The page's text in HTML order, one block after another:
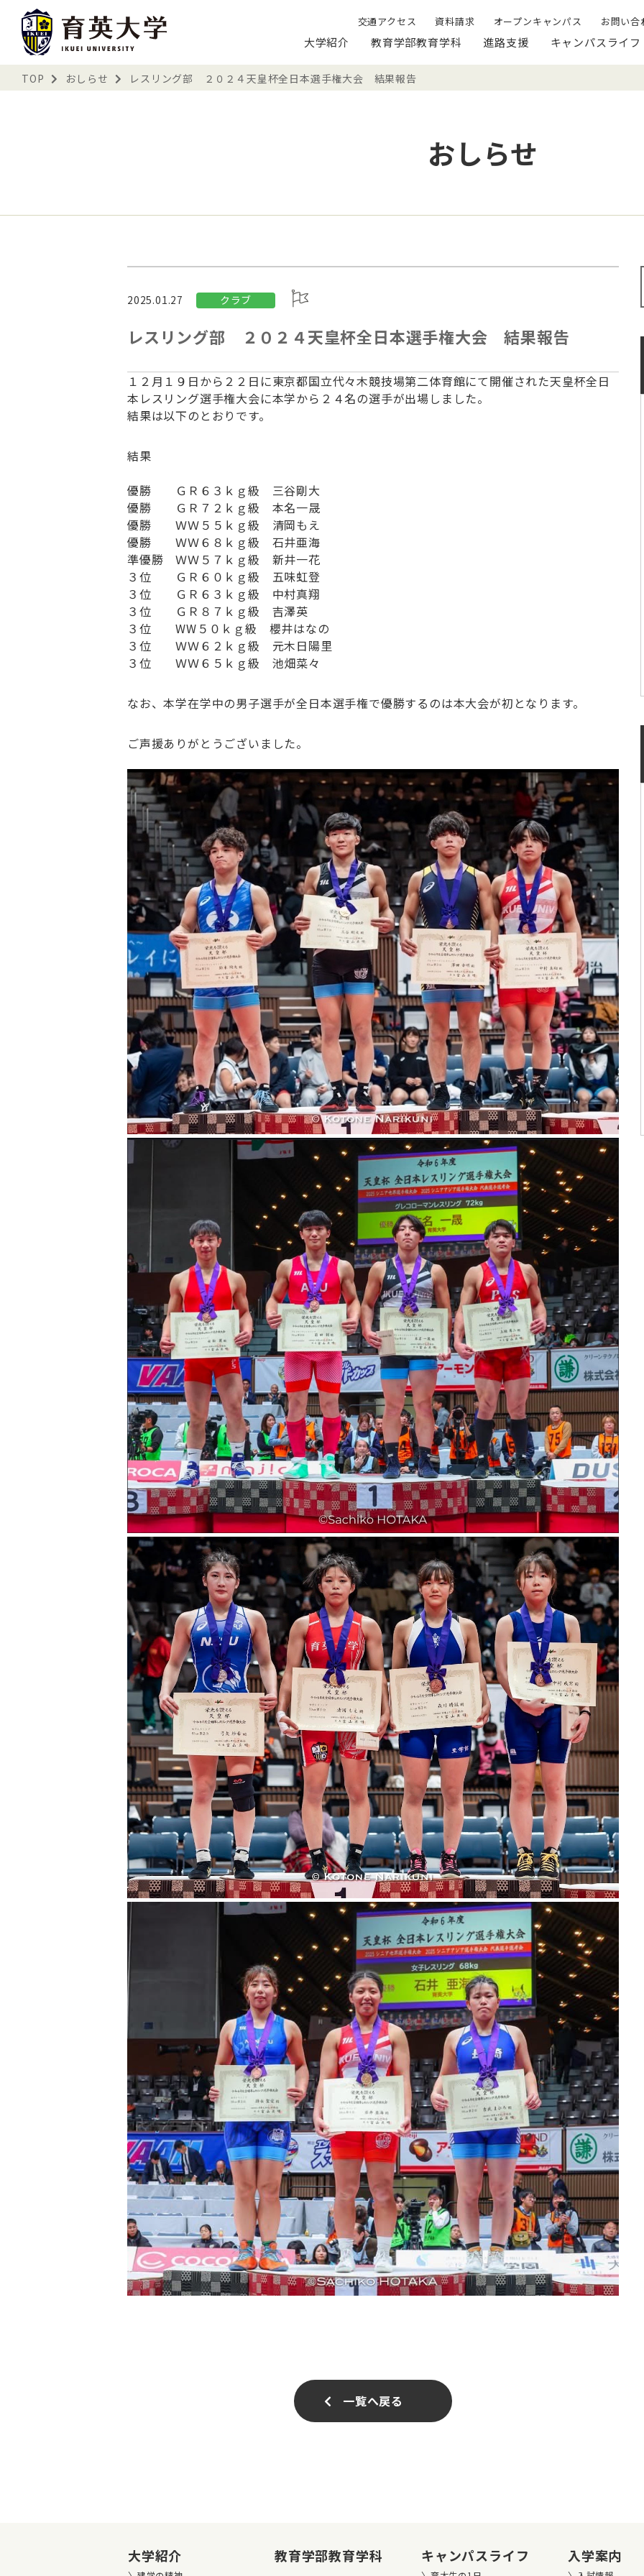
交通アクセス 資料請求 オープンキャンパス お問い合
大学紹介 教育学部教育学科 進路支援 キャンパスライフ
TOP おしらせ レスリング部 ２０２４天皇杯全日本選手権大会 結果報告
おしらせ
2025.01.27 クラブ
レスリング部 ２０２４天皇杯全日本選手権大会 結果報告
１２月１９日から２２日に東京都国立代々木競技場第二体育館にて開催された天皇杯全日
本レスリング選手権大会に本学から２４名の選手が出場しました。
結果は以下のとおりです。
結果
優勝 ＧＲ６３ｋｇ級 三谷剛大
優勝 ＧＲ７２ｋｇ級 本名一晟
優勝 ＷＷ５５ｋｇ級 清岡もえ
優勝 ＷＷ６８ｋｇ級 石井亜海
準優勝 ＷＷ５７ｋｇ級 新井一花
３位 ＧＲ６０ｋｇ級 五味虹登
３位 ＧＲ６３ｋｇ級 中村真翔
３位 ＧＲ８７ｋｇ級 吉澤英
３位 WW５０ｋｇ級 櫻井はなの
３位 ＷＷ６２ｋｇ級 元木日陽里
３位 ＷＷ６５ｋｇ級 池畑菜々
なお、本学在学中の男子選手が全日本選手権で優勝するのは本大会が初となります。
ご声援ありがとうございました。
一覧へ戻る
大学紹介 教育学部教育学科 キャンパスライフ 入学案内